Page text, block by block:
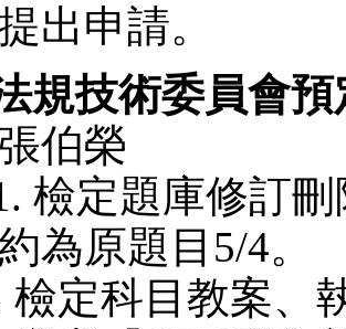
出申請。
法規技術委
伯榮
檢定題庫修訂
為原題目5/4。
定科目教案、